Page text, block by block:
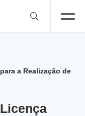
a Realização de